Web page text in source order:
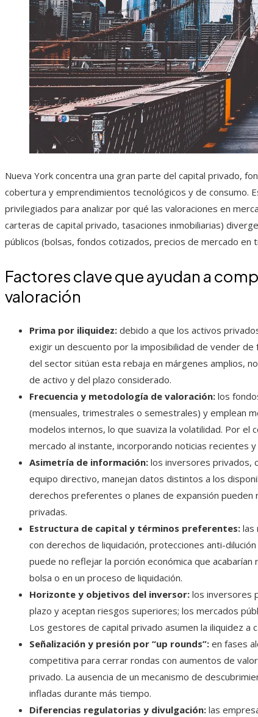
Nueva York concentra una gran parte del capital privado,
cobertura y emprendimientos tecnológicos y de consumo.
privilegiados para analizar por qué las valoraciones en
carteras de capital privado, tasaciones inmobiliarias)
públicos (bolsas, fondos cotizados, precios de mercado en
Factores clave que ayudan a
valoración
Prima por iliquidez: debido a que los activos
exigir un descuento por la imposibilidad de vender
del sector sitúan esta rebaja en márgenes amplios,
de activo y del plazo considerado.
Frecuencia y metodología de valoración: los
(mensuales, trimestrales o semestrales) y emplean
modelos internos, lo que suaviza la volatilidad. Por el
mercado al instante, incorporando noticias recientes
Asimetría de información: los inversores privados,
equipo directivo, manejan datos distintos a los
derechos preferentes o planes de expansión pueden
privadas.
Estructura de capital y términos preferentes: las
con derechos de liquidación, protecciones anti-dilución
puede no reflejar la porción económica que acabarían
bolsa o en un proceso de liquidación.
Horizonte y objetivos del inversor: los inversores
plazo y aceptan riesgos superiores; los mercados
Los gestores de capital privado asumen la iliquidez
Señalización y presión por “up rounds”: en fases
competitiva para cerrar rondas con aumentos de
privado. La ausencia de un mecanismo de
infladas durante más tiempo.
Diferencias regulatorias y divulgación: las